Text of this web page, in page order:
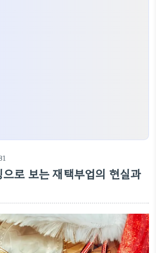
로 보는 재택부업의 현실과